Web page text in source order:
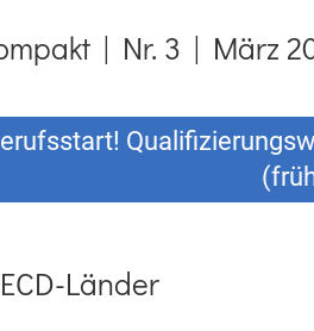
| Nr. 3 | März
Länder